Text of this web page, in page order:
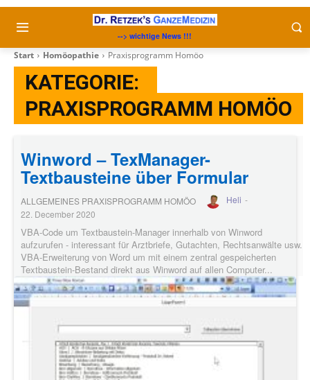
--> wichtige News !!!
Start Homöopathie Praxisprogramm Homöo
KATEGORIE:
PRAXISPROGRAMM HOMÖO
Winword – TexManager-
Textbausteine über Formular
ALLGEMEINES PRAXISPROGRAMM HOMÖO Heli -
22. December 2020
VBA-Code um Textbaustein-Manager innerhalb von Winword
aufzurufen - interessant für Arztbriefe, Gutachten, Rechtsanwälte usw.
VBA-Erweiterung von Word um mit einem zentral gespeicherten
Textbaustein-Bestand direkt aus Winword auf allen Computer...